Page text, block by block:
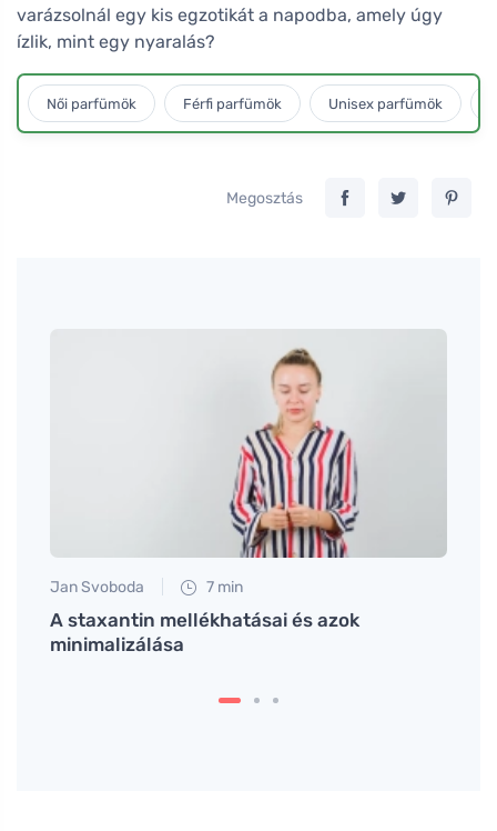
varázsolnál egy kis egzotikát a napodba, amely úgy
ízlik, mint egy nyaralás?
Női parfümök Férfi parfümök Unisex parfümök
Megosztás
Jan Svoboda 7 min
A staxantin mellékhatásai és azok
minimalizálása